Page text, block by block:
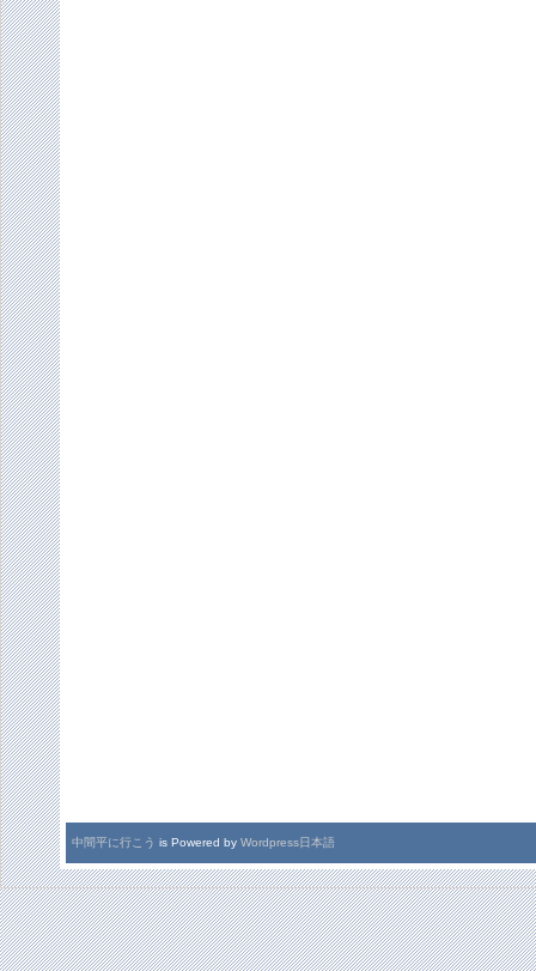
中間平に行こう is Powered by Wordpress日本語